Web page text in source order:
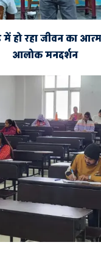
में हो रहा जीवन का
आलोक मनदर्शन